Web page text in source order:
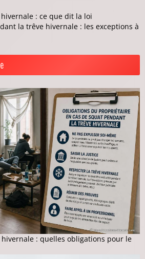
: ce que dit la loi
la trêve hivernale : les exceptions à
: quelles obligations pour le